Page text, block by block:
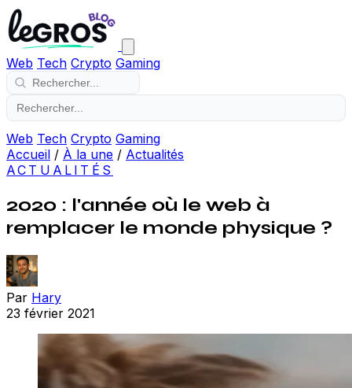
Web Tech Crypto Gaming
Web Tech Crypto Gaming
Accueil / À la une / Actualités
ACTUALITÉS
2020 : l'année où le web à
remplacer le monde physique ?
Par Hary
23 février 2021